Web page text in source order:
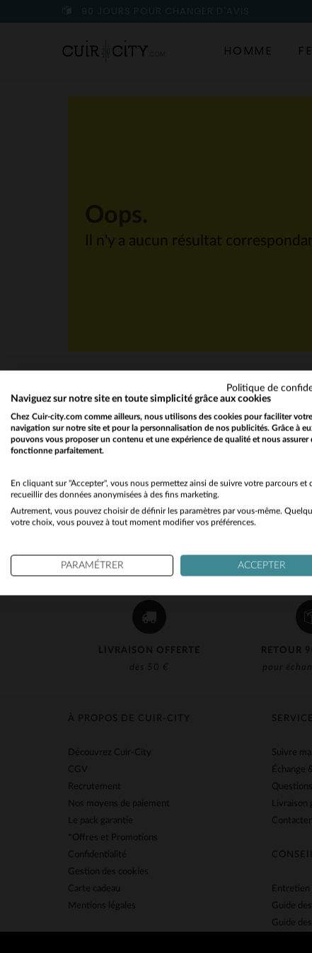
90 JOURS POUR CHANGER D'AVIS
HOMME
Il n'y a aucun résultat
LIVRAISON OFFERTE
dès 50 €
RETOUR
pour
Recevez par mail nos promos
et bons plans !
Suivre
Échange
Livraison
Entretien
Guide
Guide
À PROPOS DE CUIR-CITY
Découvrez Cuir-City
CGV
Recrutement
Nos moyens de paiement
Le pack garantie
*Offres et Promotions
Confidentialité
Gestion des cookies
Carte cadeau
Mentions légales
Politique de
Naviguez sur notre site en toute simplicité grâce aux cookies
Chez Cuir-city.com comme ailleurs, nous utilisons des cookies pour faciliter votre
navigation sur notre site et pour la personnalisation de nos publicités. Grâce à
pouvons vous proposer un contenu et une expérience de qualité et nous assurer
fonctionne parfaitement.
En cliquant sur "Accepter", vous nous permettez ainsi de suivre votre parcours et
recueillir des données anonymisées à des fins marketing.
Autrement, vous pouvez choisir de définir les paramètres par vous-même.
votre choix, vous pouvez à tout moment modifier vos préférences.
PARAMÉTRER ACCEPTER